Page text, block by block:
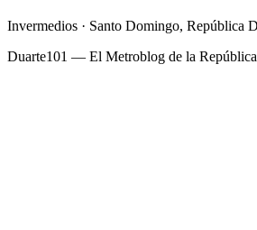
Invermedios · Santo Domingo, República
Duarte101 — El Metroblog de la